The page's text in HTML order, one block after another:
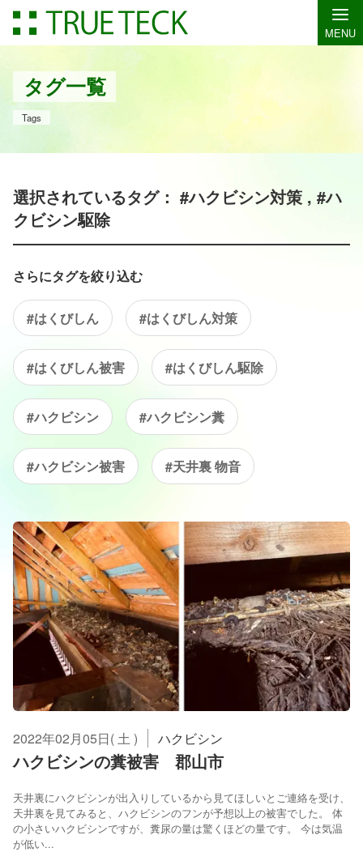
MENU
タグ一覧
Tags
選択されているタグ： #ハクビシン対策 , #ハ
クビシン駆除
さらにタグを絞り込む
#はくびしん #はくびしん対策
#はくびしん被害 #はくびしん駆除
#ハクビシン #ハクビシン糞
#ハクビシン被害 #天井裏 物音
2022年02月05日( 土 ) ハクビシン
ハクビシンの糞被害 郡山市
天井裏にハクビシンが出入りしているから見てほしいとご連絡を受け、
天井裏を見てみると、ハクビシンのフンが予想以上の被害でした。 体
の小さいハクビシンですが、糞尿の量は驚くほどの量です。 今は気温
が低い...